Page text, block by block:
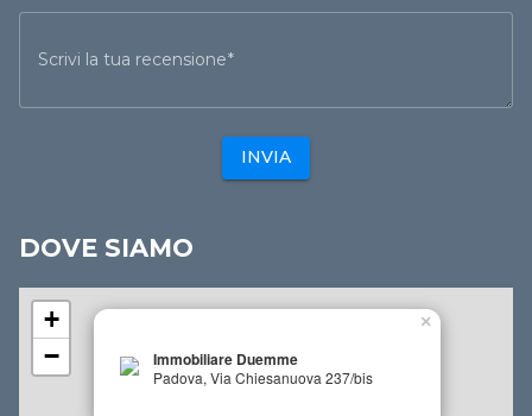
Scrivi la tua recensione
INVIA
DOVE SIAMO
Immobiliare Duemme
Padova, Via Chiesanuova 237/bis
×
+
−